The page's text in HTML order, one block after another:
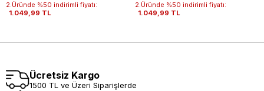
2.Üründe %50 indirimli fiyatı:
1.049,99 TL
2.Üründe %50 indirimli fiyatı:
1.049,99 TL
Ücretsiz Kargo
1500 TL ve Üzeri Siparişlerde